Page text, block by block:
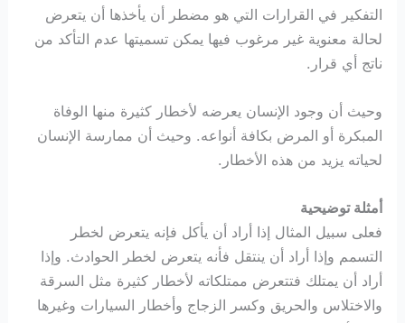
التفكير في القرارات التي هو مضطر أن يأخذها أن يتعرض
لحالة معنوية غير مرغوب فيها يمكن تسميتها عدم التأكد من
ناتج أي قرار.
وحيث أن وجود الإنسان يعرضه لأخطار كثيرة منها الوفاة
المبكرة أو المرض بكافة أنواعه. وحيث أن ممارسة الإنسان
لحياته يزيد من هذه الأخطار.
أمثلة توضيحية
فعلى سبيل المثال إذا أراد أن يأكل فإنه يتعرض لخطر
التسمم وإذا أراد أن ينتقل فأنه يتعرض لخطر الحوادث. وإذا
أراد أن يمتلك فتتعرض ممتلكاته لأخطار كثيرة مثل السرقة
والاختلاس والحريق وكسر الزجاج وأخطار السيارات وغيرها